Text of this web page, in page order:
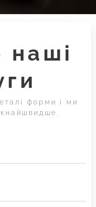
наші
форми і ми